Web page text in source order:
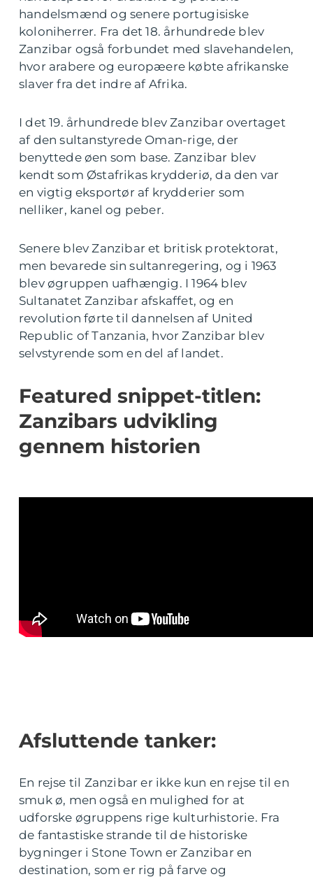
handelsmænd og senere portugisiske
koloniherrer. Fra det 18. århundrede blev
Zanzibar også forbundet med slavehandelen,
hvor arabere og europæere købte afrikanske
slaver fra det indre af Afrika.
I det 19. århundrede blev Zanzibar overtaget
af den sultanstyrede Oman-rige, der
benyttede øen som base. Zanzibar blev
kendt som Østafrikas krydderiø, da den var
en vigtig eksportør af krydderier som
nelliker, kanel og peber.
Senere blev Zanzibar et britisk protektorat,
men bevarede sin sultanregering, og i 1963
blev øgruppen uafhængig. I 1964 blev
Sultanatet Zanzibar afskaffet, og en
revolution førte til dannelsen af United
Republic of Tanzania, hvor Zanzibar blev
selvstyrende som en del af landet.
Featured snippet-titlen:
Zanzibars udvikling
gennem historien
Afsluttende tanker:
En rejse til Zanzibar er ikke kun en rejse til en
smuk ø, men også en mulighed for at
udforske øgruppens rige kulturhistorie. Fra
de fantastiske strande til de historiske
bygninger i Stone Town er Zanzibar en
destination, som er rig på farve og